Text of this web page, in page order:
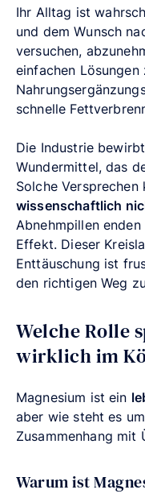
Ihr Alltag ist
und dem Wunsch
versuchen,
einfachen Lösungen
schnelle
Die Industrie
Wundermittel, das
Solche
wissenschaftlich
Abnehmpillen
Effekt. Dieser
Enttäuschung ist
den richtigen Weg
Welche Rolle
wirklich im
Magnesium ist ein
aber wie steht es
Zusammenhang mit
Warum ist